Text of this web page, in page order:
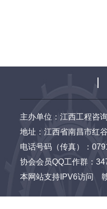
主办单位：江西工程咨
地址：江西省南昌市红
电话号码（传真）：
协会会员QQ工作群：
本网站支持IPV6访问